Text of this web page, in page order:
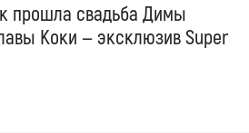
прошла свадьба Димы
Коки — эксклюзив Super